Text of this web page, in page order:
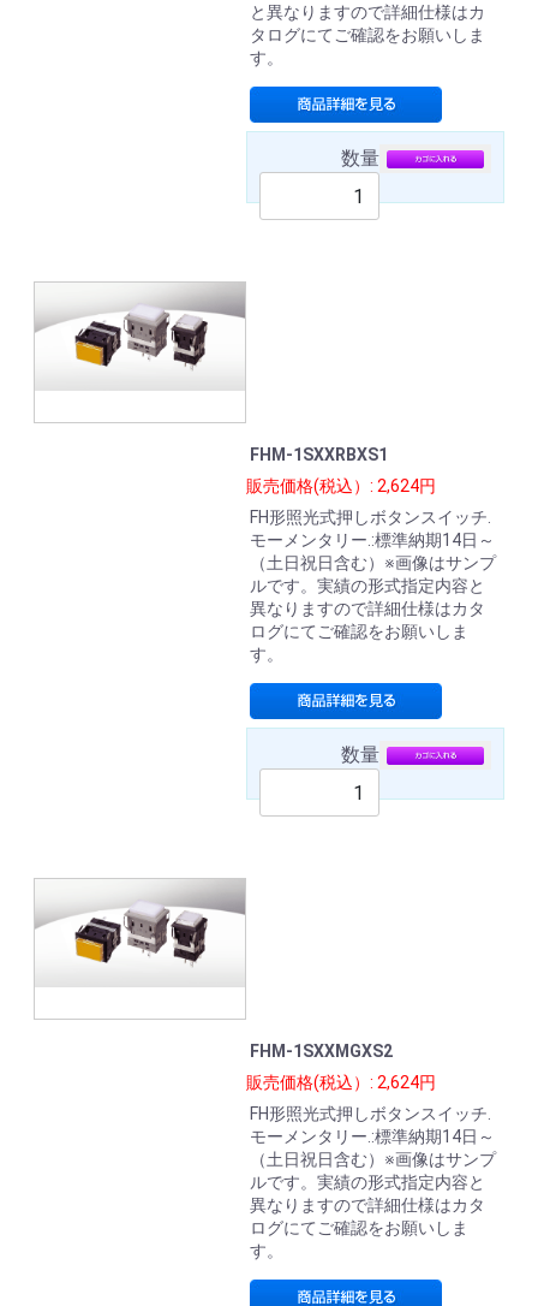
と異なりますので詳細仕様はカ
タログにてご確認をお願いしま
す。
数量
FHM-1SXXRBXS1
販売価格(税込）: 2,624円
FH形照光式押しボタンスイッチ.
モーメンタリー.:標準納期14日～
（土日祝日含む）※画像はサンプ
ルです。実績の形式指定内容と
異なりますので詳細仕様はカタ
ログにてご確認をお願いしま
す。
数量
FHM-1SXXMGXS2
販売価格(税込）: 2,624円
FH形照光式押しボタンスイッチ.
モーメンタリー.:標準納期14日～
（土日祝日含む）※画像はサンプ
ルです。実績の形式指定内容と
異なりますので詳細仕様はカタ
ログにてご確認をお願いしま
す。